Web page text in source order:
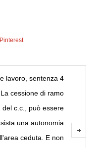
Pinterest
lavoro, sentenza 4
cessione di ramo
c.c., può essere
una autonomia
ceduta. E non